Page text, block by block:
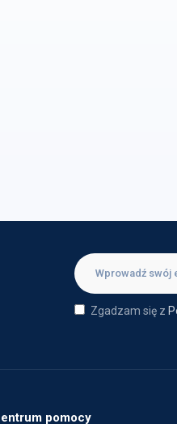
Zgadzam się z
pomocy